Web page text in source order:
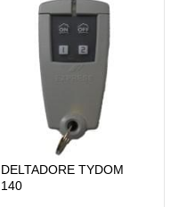
DELTADORE TYDOM
140